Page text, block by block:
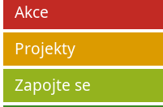
Akce
Projekty
Zapojte se